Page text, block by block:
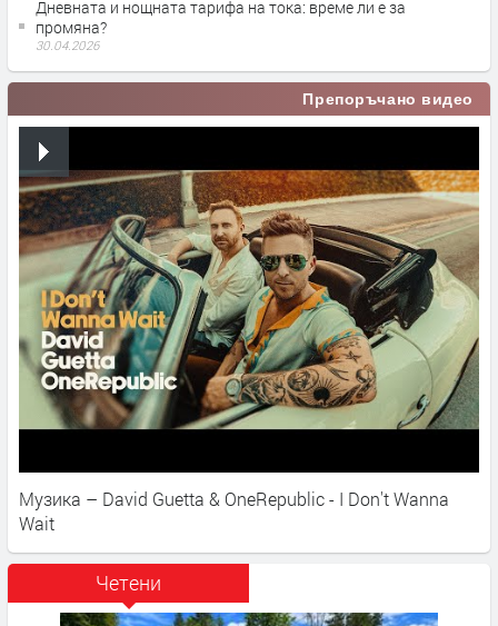
Дневната и нощната тарифа на тока: време ли е за
промяна?
30.04.2026
Препоръчано видео
Музика – David Guetta & OneRepublic - I Don't Wanna
Wait
Четени